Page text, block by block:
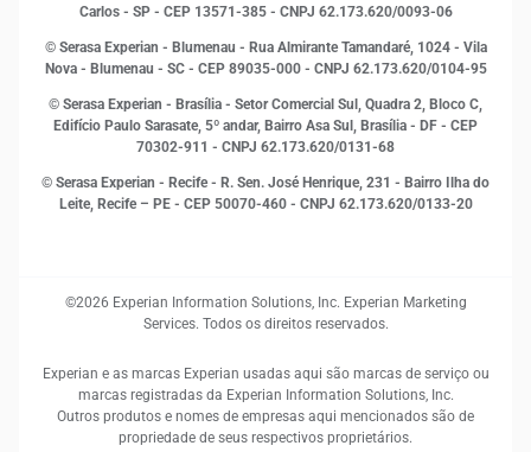
Open Finance
Proteção de Dados
Sustentabilidade Corporativa
Carlos - SP - CEP 13571-385 - CNPJ 62.173.620/0093-06
© Serasa Experian - Blumenau - Rua Almirante Tamandaré, 1024 - Vila
Nova - Blumenau - SC - CEP 89035-000 - CNPJ 62.173.620/0104-95
© Serasa Experian - Brasília - Setor Comercial Sul, Quadra 2, Bloco C,
Edifício Paulo Sarasate, 5º andar, Bairro Asa Sul, Brasília - DF - CEP
70302-911 - CNPJ 62.173.620/0131-68
© Serasa Experian - Recife - R. Sen. José Henrique, 231 - Bairro Ilha do
Leite, Recife – PE - CEP 50070-460 - CNPJ 62.173.620/0133-20
©2026 Experian Information Solutions, Inc. Experian Marketing
Services. Todos os direitos reservados.
Experian e as marcas Experian usadas aqui são marcas de serviço ou
marcas registradas da Experian Information Solutions, Inc.
Outros produtos e nomes de empresas aqui mencionados são de
propriedade de seus respectivos proprietários.